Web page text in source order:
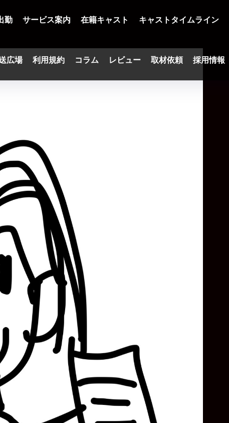
勤 サービス案内 在籍キャスト キャストタイムライン
広場 利用規約 コラム レビュー 取材依頼 採用情報